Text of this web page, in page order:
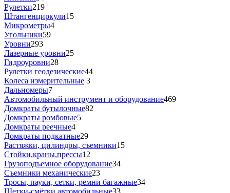
Рулетки219
Штангенциркули15
Микрометры4
Угольники59
Уровни293
Лазерные уровни25
Гидроуровни28
Рулетки геодезические44
Колеса измерительные 3
Дальномеры7
Автомобильный инструмент и оборудование469
Домкраты бутылочные82
Домкраты ромбовые5
Домкраты реечные4
Домкраты подкатные29
Растяжки, цилиндры, съемники15
Стойки,краны,прессы12
Грузоподъемное оборудование34
Съемники механические23
Тросы, пауки, сетки, ремни багажные34
Щетки-смётки автомобильные33